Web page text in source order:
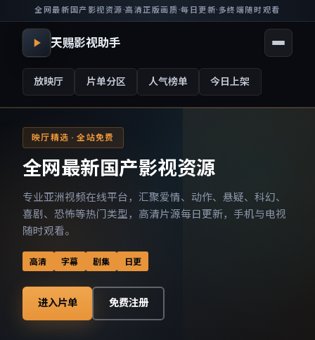
全网最新国产影视资源·高清正版画质·每日更新· 多终端随时观看
天赐影视助手
放映厅 片单分区 人气榜单 今日上架
映厅精选 · 全站免费
全网最新国产影视资源
专业亚洲视频在线平台，汇聚爱情、动作、悬疑、科幻、
喜剧、恐怖等热门类型，高清片源每日更新，手机与电视
随时观看。
高清 字幕 剧集 日更
进入片单 免费注册